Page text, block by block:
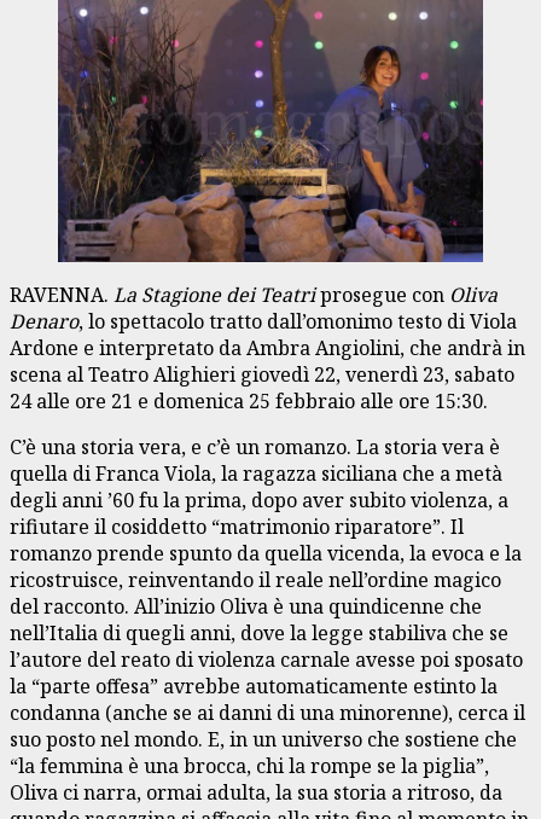
RAVENNA. La Stagione dei Teatriprosegue con Oliva
Denaro, lo spettacolo tratto dall’omonimo testo di Viola
Ardone e interpretato da Ambra Angiolini, che andrà in
scena al Teatro Alighieri giovedì 22, venerdì 23, sabato
24 alle ore 21 e domenica 25 febbraio alle ore 15:30.
C’è una storia vera, e c’è un romanzo. La storia vera è
quella di Franca Viola, la ragazza siciliana che a metà
degli anni ’60 fu la prima, dopo aver subito violenza, a
rifiutare il cosiddetto “matrimonio riparatore”. Il
romanzo prende spunto da quella vicenda, la evoca e la
ricostruisce, reinventando il reale nell’ordine magico
del racconto. All’inizio Oliva è una quindicenne che
nell’Italia di quegli anni, dove la legge stabiliva che se
l’autore del reato di violenza carnale avesse poi sposato
la “parte offesa” avrebbe automaticamente estinto la
condanna (anche se ai danni di una minorenne), cerca il
suo posto nel mondo. E, in un universo che sostiene che
“la femmina è una brocca, chi la rompe se la piglia”,
Oliva ci narra, ormai adulta, la sua storia a ritroso, da